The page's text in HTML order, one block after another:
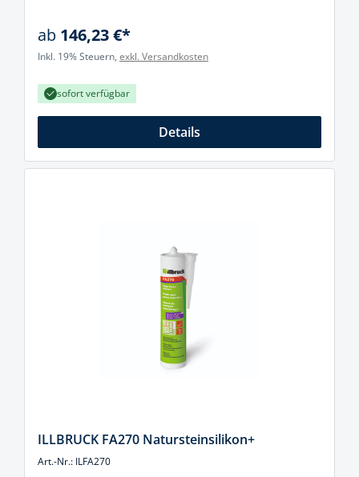
ab 146,23 €*
Inkl. 19% Steuern, exkl. Versandkosten
sofort verfügbar
Details
ILLBRUCK FA270 Natursteinsilikon+
Art.-Nr.: ILFA270